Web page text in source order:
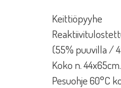
Keittiöpyyhe
(55% puuvilla /
Koko n.
Pesuohje 60°C